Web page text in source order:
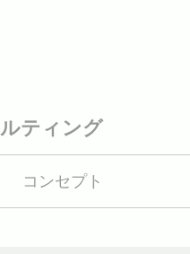
ティング
コンセプト